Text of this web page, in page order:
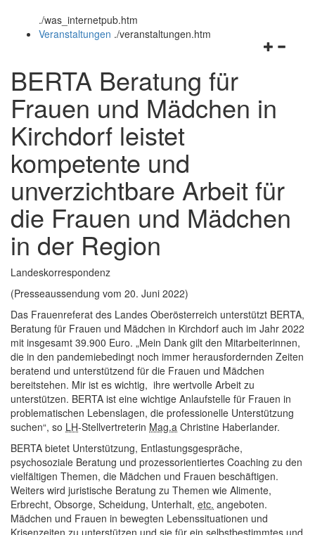
und
schließen
./was_internetpub.htm
Veranstaltungen ./veranstaltungen.htm
BERTA Beratung für
Frauen und Mädchen in
Kirchdorf leistet
kompetente und
unverzichtbare Arbeit für
die Frauen und Mädchen
in der Region
Landeskorrespondenz
(Presseaussendung vom 20. Juni 2022)
Das Frauenreferat des Landes Oberösterreich unterstützt BERTA,
Beratung für Frauen und Mädchen in Kirchdorf auch im Jahr 2022
mit insgesamt 39.900 Euro. „Mein Dank gilt den Mitarbeiterinnen,
die in den pandemiebedingt noch immer herausfordernden Zeiten
beratend und unterstützend für die Frauen und Mädchen
bereitstehen. Mir ist es wichtig, ihre wertvolle Arbeit zu
unterstützen. BERTA ist eine wichtige Anlaufstelle für Frauen in
problematischen Lebenslagen, die professionelle Unterstützung
suchen“, so LH-Stellvertreterin Mag.a Christine Haberlander.
BERTA bietet Unterstützung, Entlastungsgespräche,
psychosoziale Beratung und prozessorientiertes Coaching zu den
vielfältigen Themen, die Mädchen und Frauen beschäftigen.
Weiters wird juristische Beratung zu Themen wie Alimente,
Erbrecht, Obsorge, Scheidung, Unterhalt, etc. angeboten.
Mädchen und Frauen in bewegten Lebenssituationen und
Krisenzeiten zu unterstützen und sie für ein selbstbestimmtes und